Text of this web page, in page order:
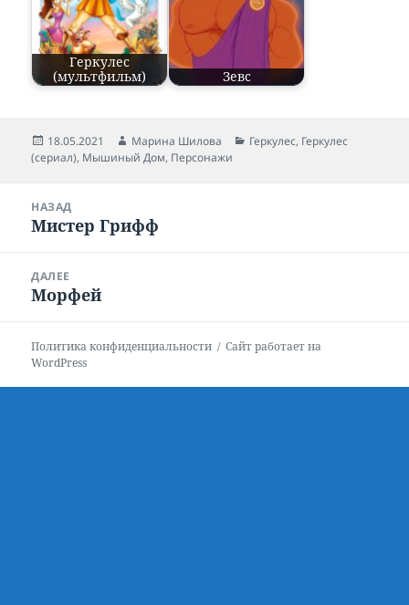
Геркулес
(мультфильм)
Зевс
Опубликовано
18.05.2021 Автор
Марина Шилова Рубрики
Геркулес, Геркулес
(сериал), Мышиный Дом, Персонажи
записям
НАЗАД
Предыдущая
Мистер Грифф
ДАЛЕЕ
Следующая
Морфей
Политика конфиденциальности
Сайт работает на
WordPress